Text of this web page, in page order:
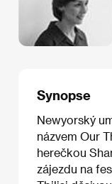
Synopse
Newyorský
názvem Our
herečkou
zájezdu na